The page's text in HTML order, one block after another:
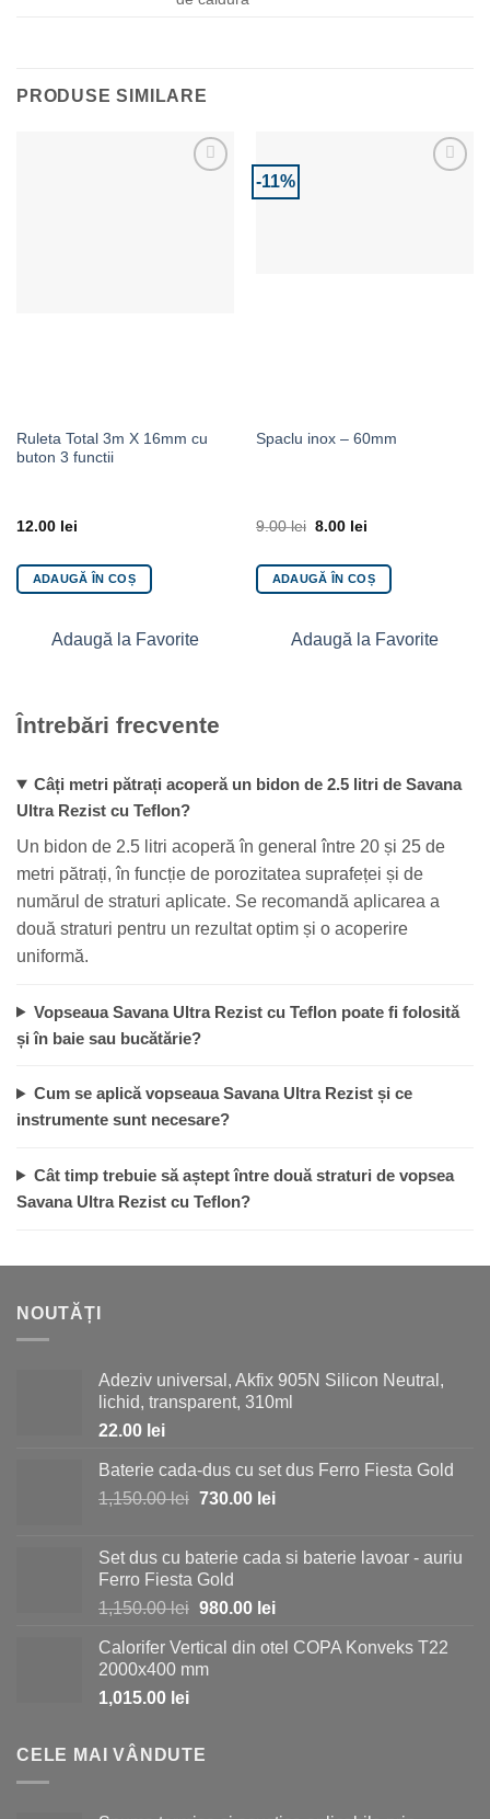
PRODUSE SIMILARE
Ruleta Total 3m X 16mm cu
buton 3 functii
12.00 lei
ADAUGĂ ÎN COȘ
Adaugă la Favorite
-11%
Spaclu inox – 60mm
9.00lei 8.00 lei
ADAUGĂ ÎN COȘ
Adaugă la Favorite
Întrebări frecvente
Câți metri pătrați acoperă un bidon de 2.5 litri de Savana
Ultra Rezist cu Teflon?
Un bidon de 2.5 litri acoperă în general între 20 și 25 de
metri pătrați, în funcție de porozitatea suprafeței și de
numărul de straturi aplicate. Se recomandă aplicarea a
două straturi pentru un rezultat optim și o acoperire
uniformă.
Vopseaua Savana Ultra Rezist cu Teflon poate fi folosită
și în baie sau bucătărie?
Cum se aplică vopseaua Savana Ultra Rezist și ce
instrumente sunt necesare?
Cât timp trebuie să aștept între două straturi de vopsea
Savana Ultra Rezist cu Teflon?
NOUTĂȚI
Adeziv universal, Akfix 905N Silicon Neutral,
lichid, transparent, 310ml
22.00 lei
Baterie cada-dus cu set dus Ferro Fiesta Gold
1,150.00lei Prețul
fost:
1,150.00 lei.
730.00 leiPrețul
730.00 lei.
Set dus cu baterie cada si baterie lavoar - auriu
Ferro Fiesta Gold
1,150.00lei Prețul
a
fost:
980.00 leiPrețul
este:
Calorifer Vertical din otel COPA Konveks T22
2000x400 mm
1,015.00 lei
CELE MAI VÂNDUTE